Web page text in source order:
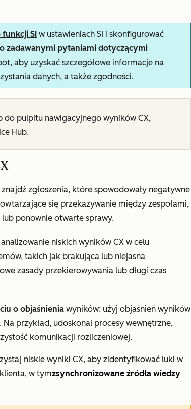
SI w ustawieniach SI i skonfigurować
zadawanymi pytaniami dotyczącymi
aby uzyskać szczegółowe informacje na
danych, a także zgodności.
do pulpitu nawigacyjnego wyników CX,
Hub.
znajdź zgłoszenia, które spowodowały negatywne
się przekazywanie między zespołami,
ponownie otwarte sprawy.
analizowanie niskich wyników CX w celu
takich jak brakująca lub niejasna
zasady przekierowywania lub długi czas
o objaśnienia wyników: użyj objaśnień wyników
przykład, udoskonal procesy wewnętrzne,
komunikacji rozliczeniowej.
niskie wyniki CX, aby zidentyfikować luki w
w tymzsynchronizowane źródła wiedzy